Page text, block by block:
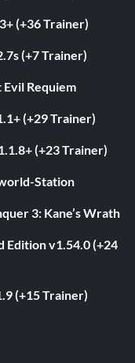
(+36 Trainer)
(+7 Trainer)
Requiem
(+29 Trainer)
(+23 Trainer)
Station
3: Kane’s Wrath
Edition v1.54.0 (+24
(+15 Trainer)